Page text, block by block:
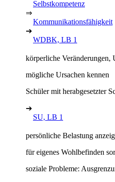
Selbstkompetenz
⇒
Kommunikationsfähigkeit
➔
WDBK, LB 1
körperliche Veränderungen,
mögliche Ursachen kennen
Schüler mit herabgesetzter
➔
SU, LB 1
persönliche Belastung
für eigenes Wohlbefinden
soziale Probleme: